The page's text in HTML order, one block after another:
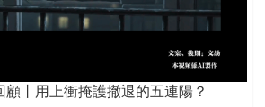
顧丨用上衝掩護撤退的五連陽？